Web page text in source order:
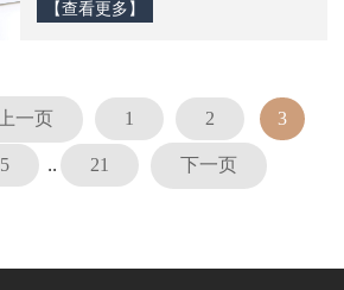
工过程中，劳动合同签订、履行及解除
的风险贯穿始终，影响劳动关系与企业
作积极性是企业管理的基础且必要的工
作。新冠肺炎疫情期间，盒马鲜生的一
纸公告掀起了“共享用工”的新用工模
式，同时相关政策法规相应出台，企业
用工风险及防控尤为突显。
【查看更多】
上一页 1 2 3
5 .. 21 下一页